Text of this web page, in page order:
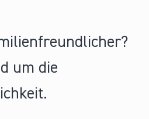
um die